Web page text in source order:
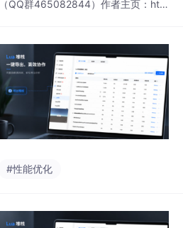
QQ群465082844）作者主页：htt
目使用的...
#性能优化